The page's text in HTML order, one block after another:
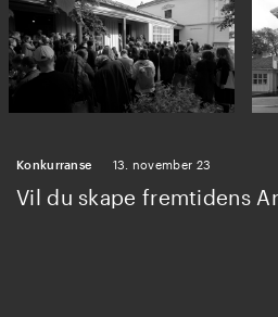
Konkurranse 13. november 23
Vil du skape fremtidens